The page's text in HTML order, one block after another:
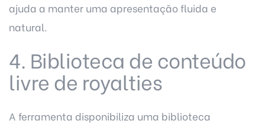
ajuda a manter uma apresentação fluida e
natural.
4. Biblioteca de conteúdo
livre de royalties
A ferramenta disponibiliza uma biblioteca